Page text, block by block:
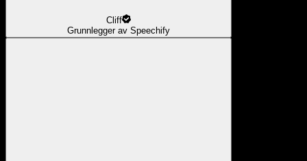
Cliff
Grunnlegger av Speechify